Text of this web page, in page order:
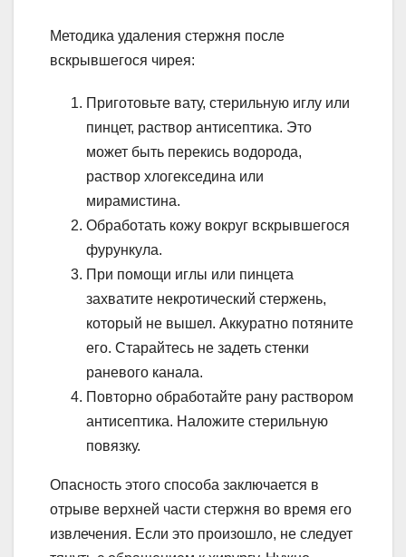
Методика удаления стержня после
вскрывшегося чирея:
Приготовьте вату, стерильную иглу или
пинцет, раствор антисептика. Это
может быть перекись водорода,
раствор хлогекседина или
мирамистина.
Обработать кожу вокруг вскрывшегося
фурункула.
При помощи иглы или пинцета
захватите некротический стержень,
который не вышел. Аккуратно потяните
его. Старайтесь не задеть стенки
раневого канала.
Повторно обработайте рану раствором
антисептика. Наложите стерильную
повязку.
Опасность этого способа заключается в
отрыве верхней части стержня во время его
извлечения. Если это произошло, не следует